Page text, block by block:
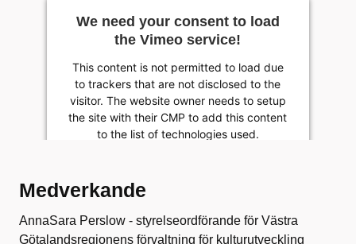
We need your consent to load
the Vimeo service!
This content is not permitted to load due
to trackers that are not disclosed to the
visitor. The website owner needs to setup
the site with their CMP to add this content
to the list of technologies used.
Usercentrics Consent Management
Medverkande
AnnaSara Perslow - styrelseordförande för Västra
Götalandsregionens förvaltning för kulturutveckling